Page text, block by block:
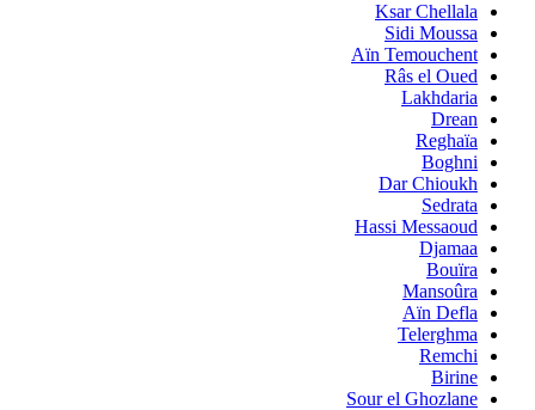
Ksar Chellala
Sidi Moussa
Aïn Temouchent
Râs el Oued
Lakhdaria
Drean
Reghaïa
Boghni
Dar Chioukh
Sedrata
Hassi Messaoud
Djamaa
Bouïra
Mansoûra
Aïn Defla
Telerghma
Remchi
Birine
Sour el Ghozlane